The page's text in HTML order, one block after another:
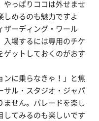
やっぱりココは外せませ
しめるのも魅力ですよ
ザーディング・ワール
場するには専用のチケ
ゲットしておくのがおす
ンに乗らなきゃ！」と焦
サル・スタジオ・ジャパ
ません。パレードを楽し
してみるのも楽しいです